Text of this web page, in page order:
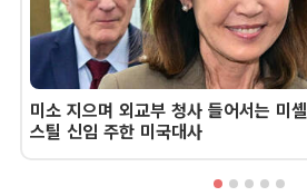
미소 지으며 외교부 청사 들어서는 미셸
스틸 신임 주한 미국대사